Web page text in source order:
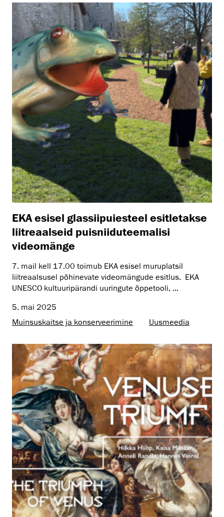
EKA esisel glassiipuiesteel esitletakse
liitreaalseid puisniiduteemalisi
videomänge
7. mail kell 17.00 toimub EKA esisel muruplatsil
liitreaalsusel põhinevate videomängude esitlus. EKA
UNESCO kultuuripärandi uuringute õppetooli, ...
5. mai 2025
Muinsus­kaitse ja konserveerimine
Uusmeedia